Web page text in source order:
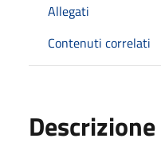
Allegati
Contenuti correlati
Descrizione